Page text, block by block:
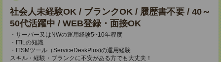
社会人未経験OK / ブランクOK / 履歴書不要 / 40～
50代活躍中 / WEB登録・面接OK
・サーバー又はNWの運用経験5~10年程度
・ITILの知識
・ITSMツール（ServiceDeskPlus)の運用経験
スキル・経験・ブランクに不安がある方でも大丈夫！